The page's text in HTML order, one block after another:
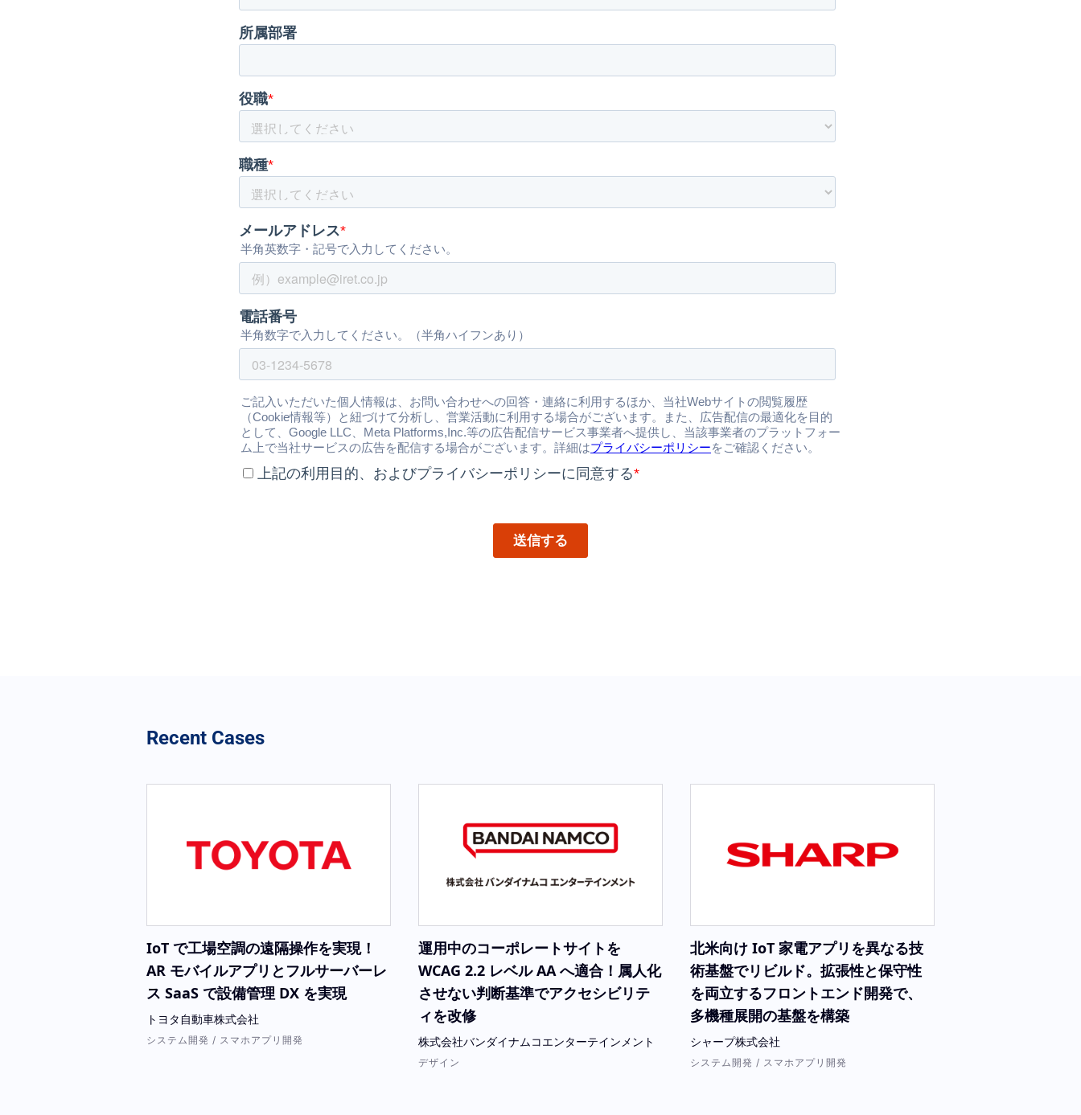
Recent Cases
IoT で工場空調の遠隔操作を実現！
AR モバイルアプリとフルサーバーレ
ス SaaS で設備管理 DX を実現
トヨタ自動車株式会社
システム開発 / スマホアプリ開発
運用中のコーポレートサイトを
WCAG 2.2 レベル AA へ適合！属人化
させない判断基準でアクセシビリテ
ィを改修
株式会社バンダイナムコエンターテインメント
デザイン
北米向け IoT 家電アプリを異なる技
術基盤でリビルド。拡張性と保守性
を両立するフロントエンド開発で、
多機種展開の基盤を構築
シャープ株式会社
システム開発 / スマホアプリ開発